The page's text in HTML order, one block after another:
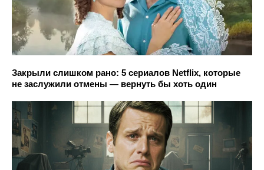
Закрыли слишком рано: 5 сериалов Netflix, которые
не заслужили отмены — вернуть бы хоть один